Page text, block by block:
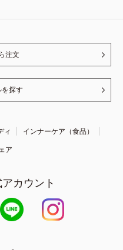
注文
探す
ィ
インナーケア（食品）
ア
カウント